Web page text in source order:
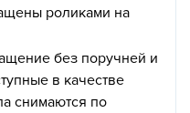
роликами на
без поручней и
в качестве
снимаются по